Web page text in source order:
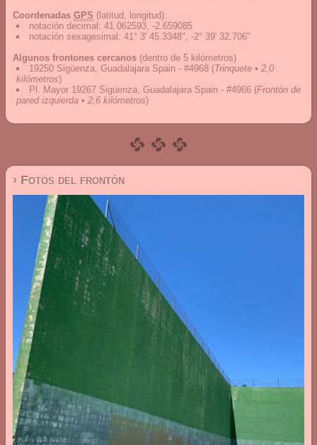
Coordenadas GPS (latitud, longitud):
notación decimal : 41.062593, -2.659085
notación sexagesimal : 41° 3' 45.3348", -2° 39' 32.706"
Algunos frontones cercanos (dentro de 5 kilómetros)
19250 Sigüenza, Guadalajara Spain - #4968 (Trinquete • 2,0
kilómetros)
Pl. Mayor 19267 Sigüenza, Guadalajara Spain - #4966 (Frontón de
pared izquierda • 2,6 kilómetros)
› Fotos del frontón